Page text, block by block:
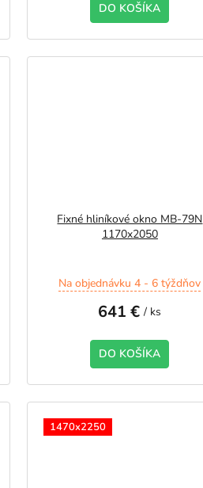
DO KOŠÍKA
Fixné hliníkové okno MB-79N
1170x2050
Na objednávku 4 - 6 týždňov
641 € / ks
DO KOŠÍKA
1470x2250